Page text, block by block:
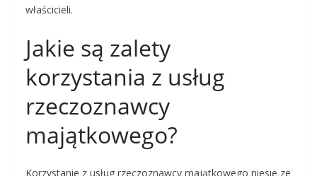
właścicieli.
Jakie są zalety
korzystania z usług
rzeczoznawcy
majątkowego?
Korzystanie z usług rzeczoznawcy majątkowego niesie ze